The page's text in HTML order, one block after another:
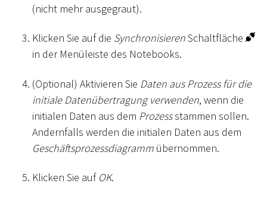
(nicht mehr ausgegraut).
Klicken Sie auf die SynchronisierenSchaltfläche
in der Menüleiste des Notebooks.
(Optional) Aktivieren Sie Daten aus Prozess für die
initiale Datenübertragung verwenden, wenn die
initialen Daten aus dem Prozessstammen sollen.
Andernfalls werden die initialen Daten aus dem
Geschäftsprozessdiagramm übernommen.
Klicken Sie auf OK.